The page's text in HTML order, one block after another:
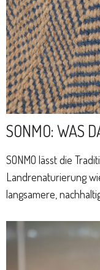
SONMO: WAS
SONMO lässt die
Landrenaturierung
langsamere,